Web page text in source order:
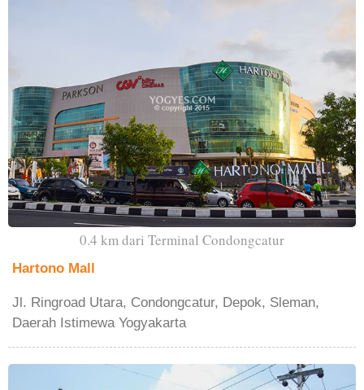
0.4 km dari Terminal Condongcatur
Hartono Mall
Jl. Ringroad Utara, Condongcatur, Depok, Sleman,
Daerah Istimewa Yogyakarta